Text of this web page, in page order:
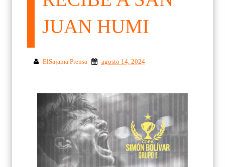
JUAN HUMI
ElSajama Prensa agosto 14, 2024